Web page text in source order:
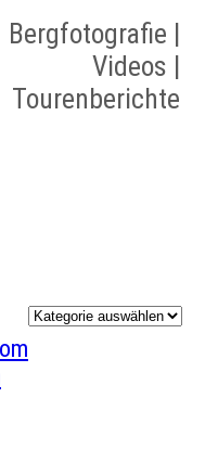
Bergfotografie |
Videos |
Tourenberichte
Kategorien